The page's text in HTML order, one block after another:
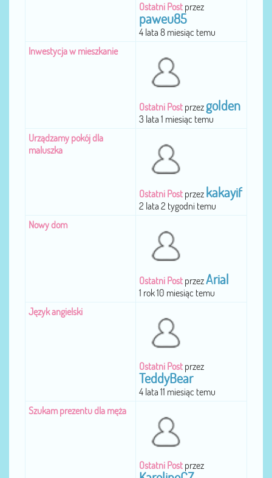
Ostatni Post przez
paweu85
4 lata 8 miesiąc temu
Inwestycja w mieszkanie
Ostatni Post przez golden
3 lata 1 miesiąc temu
Urządzamy pokój dla
maluszka
Ostatni Post przez kakayif
2 lata 2 tygodni temu
Nowy dom
Ostatni Post przezArial
1 rok 10 miesiąc temu
Język angielski
Ostatni Post przez
TeddyBear
4 lata 11 miesiąc temu
Szukam prezentu dla męża
Ostatni Post przez